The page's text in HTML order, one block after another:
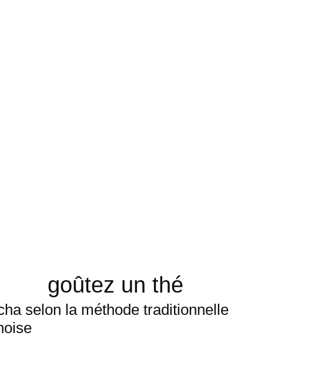
goûtez un thé
selon la méthode traditionnelle